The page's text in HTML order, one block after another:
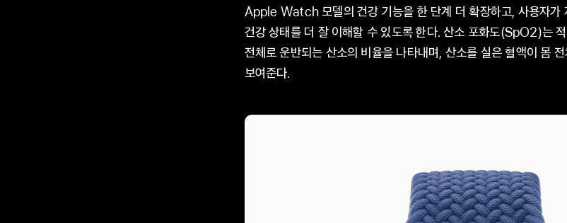
Apple Watch 모델의 건강 기능을 한 단계 더 확장하고, 사용자가
건강 상태를 더 잘 이해할 수 있도록 한다. 산소 포화도(SpO2)는
전체로 운반되는 산소의 비율을 나타내며, 산소를 실은 혈액이 몸
보여준다.